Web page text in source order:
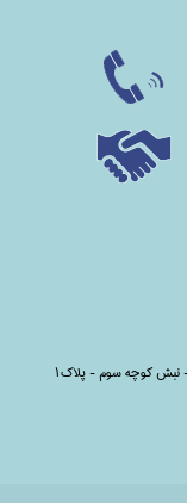
- نبش کوچه سوم - پلاک1